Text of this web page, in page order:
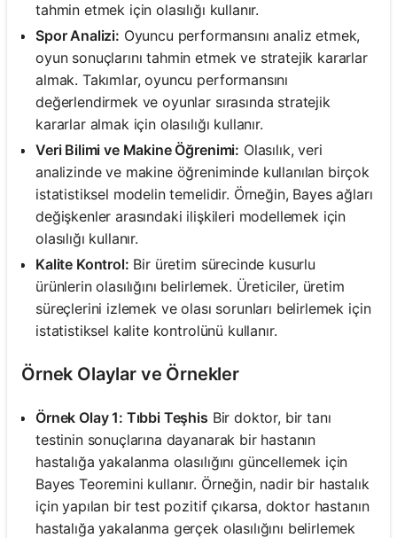
tahmin etmek için olasılığı kullanır.
Spor Analizi: Oyuncu performansını analiz etmek,
oyun sonuçlarını tahmin etmek ve stratejik kararlar
almak. Takımlar, oyuncu performansını
değerlendirmek ve oyunlar sırasında stratejik
kararlar almak için olasılığı kullanır.
Veri Bilimi ve Makine Öğrenimi: Olasılık, veri
analizinde ve makine öğreniminde kullanılan birçok
istatistiksel modelin temelidir. Örneğin, Bayes ağları
değişkenler arasındaki ilişkileri modellemek için
olasılığı kullanır.
Kalite Kontrol: Bir üretim sürecinde kusurlu
ürünlerin olasılığını belirlemek. Üreticiler, üretim
süreçlerini izlemek ve olası sorunları belirlemek için
istatistiksel kalite kontrolünü kullanır.
Örnek Olaylar ve Örnekler
Örnek Olay 1: Tıbbi Teşhis Bir doktor, bir tanı
testinin sonuçlarına dayanarak bir hastanın
hastalığa yakalanma olasılığını güncellemek için
Bayes Teoremini kullanır. Örneğin, nadir bir hastalık
için yapılan bir test pozitif çıkarsa, doktor hastanın
hastalığa yakalanma gerçek olasılığını belirlemek